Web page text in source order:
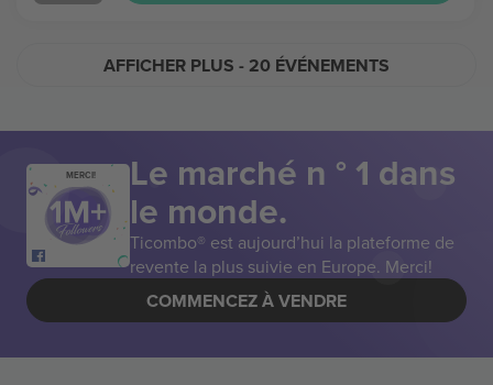
AFFICHER PLUS - 20 ÉVÉNEMENTS
MERCI! Le marché n ° 1 dans
le monde.
Ticombo® est aujourd’hui la plateforme de
revente la plus suivie en Europe. Merci!
COMMENCEZ À VENDRE